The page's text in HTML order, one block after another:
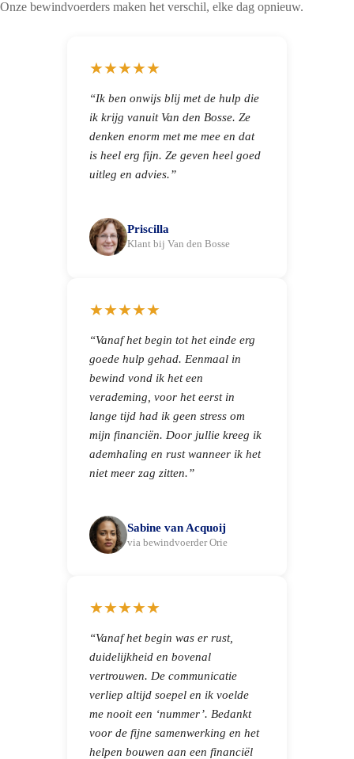
Onze bewindvoerders maken het verschil, elke dag opnieuw.
★★★★★
“Ik ben onwijs blij met de hulp die
ik krijg vanuit Van den Bosse. Ze
denken enorm met me mee en dat
is heel erg fijn. Ze geven heel goed
uitleg en advies.”
Priscilla
Klant bij Van den Bosse
★★★★★
“Vanaf het begin tot het einde erg
goede hulp gehad. Eenmaal in
bewind vond ik het een
verademing, voor het eerst in
lange tijd had ik geen stress om
mijn financiën. Door jullie kreeg ik
ademhaling en rust wanneer ik het
niet meer zag zitten.”
Sabine van Acquoij
via bewindvoerder Orie
★★★★★
“Vanaf het begin was er rust,
duidelijkheid en bovenal
vertrouwen. De communicatie
verliep altijd soepel en ik voelde
me nooit een ‘nummer’. Bedankt
voor de fijne samenwerking en het
helpen bouwen aan een financiël